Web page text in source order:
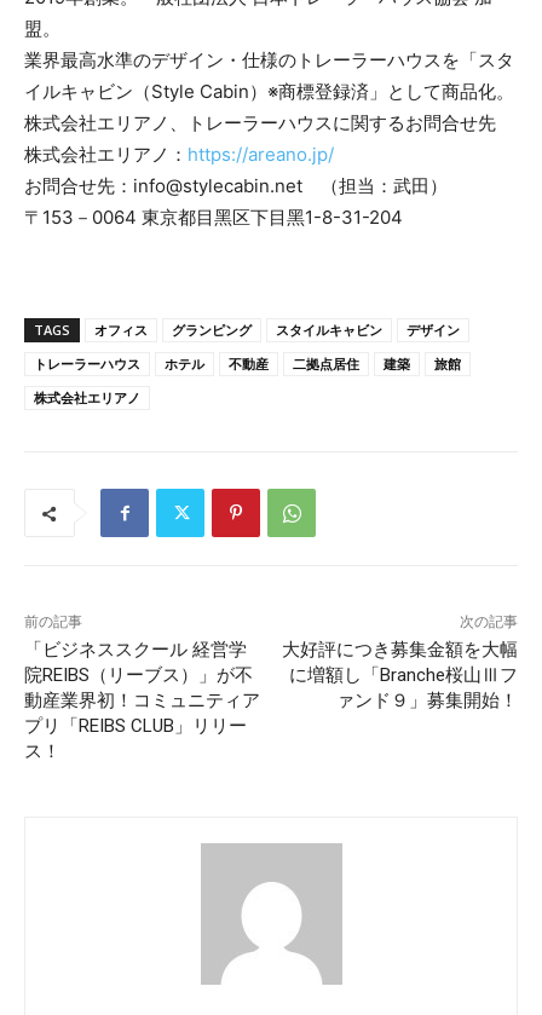
盟。
業界最高水準のデザイン・仕様のトレーラーハウスを「スタ
イルキャビン（Style Cabin）※商標登録済」として商品化。
株式会社エリアノ、トレーラーハウスに関するお問合せ先
株式会社エリアノ： https://areano.jp/
お問合せ先：info@stylecabin.net （担当：武田）
〒153－0064 東京都⽬⿊区下⽬⿊1-8-31-204
TAGS オフィス グランピング スタイルキャビン
デザイン
トレーラーハウス
ホテル 不動産 二拠点居住 建築
旅館
株式会社エリアノ
前の記事
「ビジネススクール 経営学
院REIBS（リーブス）」が不
動産業界初！コミュニティア
プリ「REIBS CLUB」リリー
ス！
次の記事
大好評につき募集金額を大幅
に増額し「Branche桜山Ⅲフ
ァンド９」募集開始！